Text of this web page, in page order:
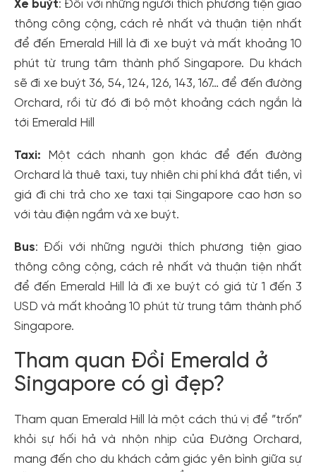
Xe buýt: Đối với những người thích phương tiện giao
thông công cộng, cách rẻ nhất và thuận tiện nhất
để đến Emerald Hill là đi xe buýt và mất khoảng 10
phút từ trung tâm thành phố Singapore. Du khách
sẽ đi xe buýt 36, 54, 124, 126, 143, 167… để đến đường
Orchard, rồi từ đó đi bộ một khoảng cách ngắn là
tới Emerald Hill
Taxi: Một cách nhanh gọn khác để đến đường
Orchard là thuê taxi, tuy nhiên chi phí khá đắt tiền, vì
giá đi chi trả cho xe taxi tại Singapore cao hơn so
với tàu điện ngầm và xe buýt.
Bus: Đối với những người thích phương tiện giao
thông công cộng, cách rẻ nhất và thuận tiện nhất
để đến Emerald Hill là đi xe buýt có giá từ 1 đến 3
USD và mất khoảng 10 phút từ trung tâm thành phố
Singapore.
Tham quan Đồi Emerald ở
Singapore có gì đẹp?
Tham quan Emerald Hill là một cách thú vị để ”trốn”
khỏi sự hối hả và nhộn nhịp của Đường Orchard,
mang đến cho du khách cảm giác yên bình giữa sự